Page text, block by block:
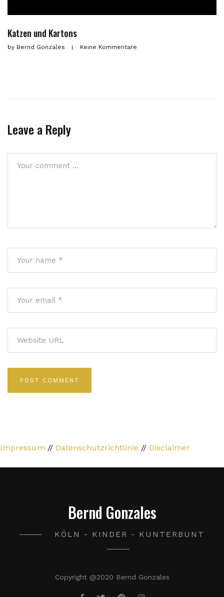
Katzen und Kartons
by Bernd Gonzales Keine Kommentare
Leave a Reply
Impressum // Datenschutzrichtlinie // Disclaimer
Bernd Gonzales
KÖLN - KINDER - KUNTERBUNT
Copyright @2020 Bernd Gonzales